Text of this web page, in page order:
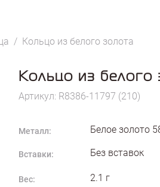
/ Кольцо из белого золота
Кольцо из белого
Артикул: R8386-11797 (210)
Металл: Белое золото
Вставки: Без вставок
Вес: 2.1 г